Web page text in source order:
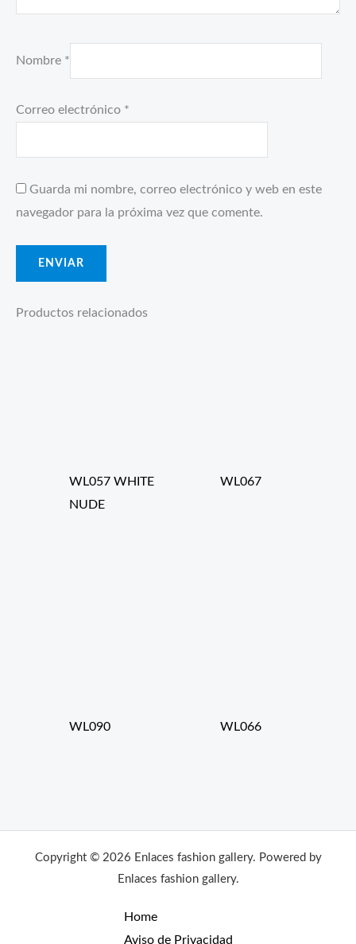
Nombre *
Correo electrónico *
Guarda mi nombre, correo electrónico y web en este
navegador para la próxima vez que comente.
Productos relacionados
WL057 WHITE
NUDE
WL067
WL090 WL066
Copyright © 2026 Enlaces fashion gallery. Powered by
Enlaces fashion gallery.
Home
Aviso de Privacidad